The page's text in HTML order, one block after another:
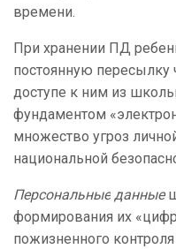
времени.
При хранении ПД
постоянную пересылку
доступе к ним из
фундаментом
множество угроз
национальной
Персональные данные
формирования их
пожизненного